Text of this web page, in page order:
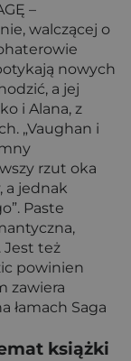
–
walczącej o
nowych
a jej
i Alana, z
„Vaughan i
rzut oka
a jednak
Paste
Jest też
powinien
zawiera
łamach Saga
książki